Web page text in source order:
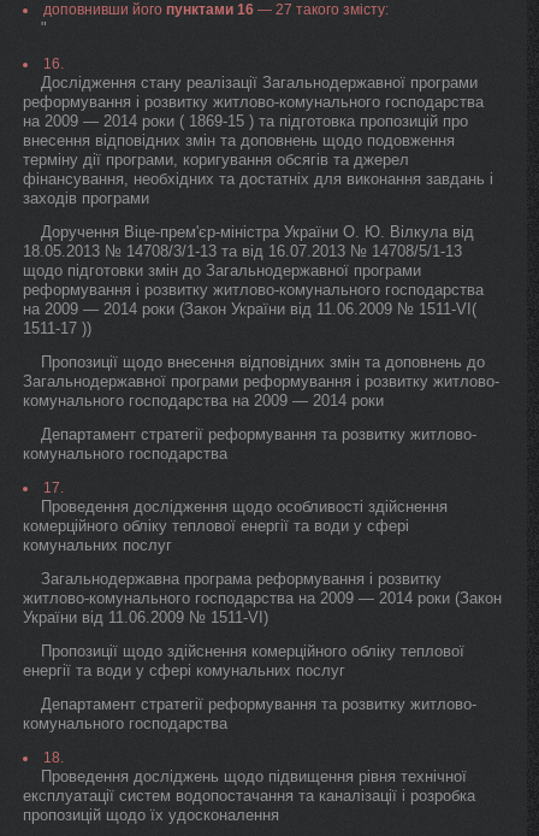
доповнивши його пунктами 16 — 27 такого змісту:
"
16.
Дослідження стану реалізації Загальнодержавної програми
реформування і розвитку житлово-комунального господарства
на 2009 — 2014 роки ( 1869-15 ) та підготовка пропозицій про
внесення відповідних змін та доповнень щодо подовження
терміну дії програми, коригування обсягів та джерел
фінансування, необхідних та достатніх для виконання завдань і
заходів програми
Доручення Віце-прем'єр-міністра України О. Ю. Вілкула від
18.05.2013 № 14708/3/1-13 та від 16.07.2013 № 14708/5/1-13
щодо підготовки змін до Загальнодержавної програми
реформування і розвитку житлово-комунального господарства
на 2009 — 2014 роки (Закон України від 11.06.2009 № 1511-VI(
1511-17 ))
Пропозиції щодо внесення відповідних змін та доповнень до
Загальнодержавної програми реформування і розвитку житлово-
комунального господарства на 2009 — 2014 роки
Департамент стратегії реформування та розвитку житлово-
комунального господарства
17.
Проведення дослідження щодо особливості здійснення
комерційного обліку теплової енергії та води у сфері
комунальних послуг
Загальнодержавна програма реформування і розвитку
житлово-комунального господарства на 2009 — 2014 роки (Закон
України від 11.06.2009 № 1511-VI)
Пропозиції щодо здійснення комерційного обліку теплової
енергії та води у сфері комунальних послуг
Департамент стратегії реформування та розвитку житлово-
комунального господарства
18.
Проведення досліджень щодо підвищення рівня технічної
експлуатації систем водопостачання та каналізації і розробка
пропозицій щодо їх удосконалення